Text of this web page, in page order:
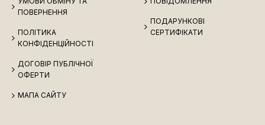
супроводжується сертифікатом.
Кришталь: виробництво RCR Cristalleria Italiana -
італійський бренд є провідним виробником кришталю.
Переваги посуду RCR : неперевершена якість та міцність,
кришталево чиста прозорість, музичний дзвін. (Графин
ПОВЕРНЕННЯ
ПОЛІТИКА
КОНФІДЕНЦІЙНОСТІ
ДОГОВІР ПУБЛІЧНОЇ
ОФЕРТИ
МАПА САЙТУ
ПОДАРУНКОВІ
СЕРТИФІКАТИ